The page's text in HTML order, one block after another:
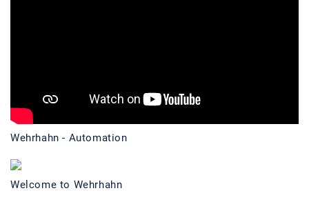
Wehrhahn - Automation
Welcome to Wehrhahn